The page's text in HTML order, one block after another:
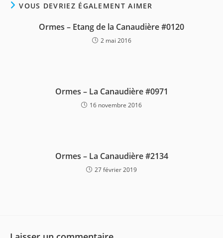
VOUS DEVRIEZ ÉGALEMENT AIMER
Ormes – Etang de la Canaudière #0120
2 mai 2016
Ormes – La Canaudière #0971
16 novembre 2016
Ormes – La Canaudière #2134
27 février 2019